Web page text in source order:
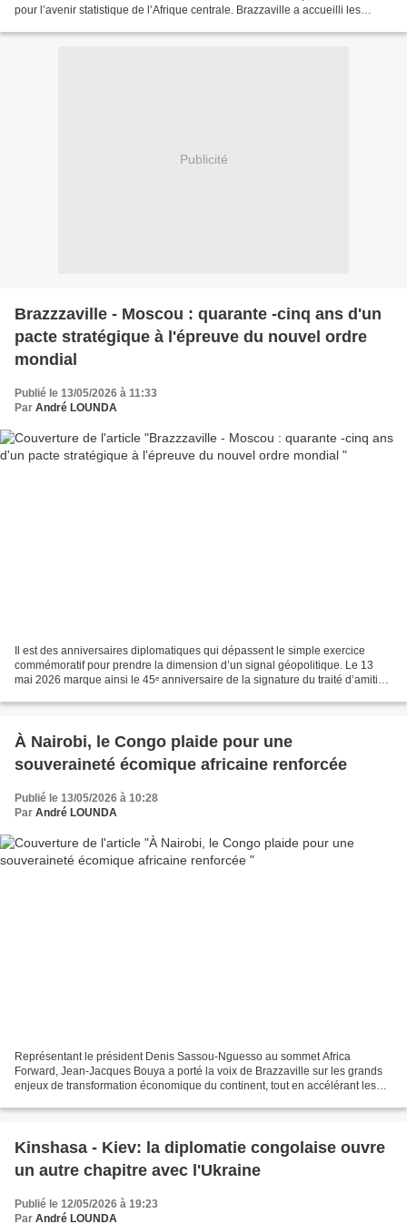
pour l’avenir statistique de l’Afrique centrale. Brazzaville a accueilli les
Publicité
Brazzzaville - Moscou : quarante -cinq ans d'un
pacte stratégique à l'épreuve du nouvel ordre
mondial
Publié le 13/05/2026 à 11:33
Par André LOUNDA
Il est des anniversaires diplomatiques qui dépassent le simple exercice
commémoratif pour prendre la dimension d’un signal géopolitique. Le 13
mai 2026 marque ainsi le 45ᵉ anniversaire de la signature du traité d’amitié
À Nairobi, le Congo plaide pour une
souveraineté écomique africaine renforcée
Publié le 13/05/2026 à 10:28
Par André LOUNDA
Représentant le président Denis Sassou-Nguesso au sommet Africa
Forward, Jean-Jacques Bouya a porté la voix de Brazzaville sur les grands
enjeux de transformation économique du continent, tout en accélérant les
Kinshasa - Kiev: la diplomatie congolaise ouvre
un autre chapitre avec l'Ukraine
Publié le 12/05/2026 à 19:23
Par André LOUNDA